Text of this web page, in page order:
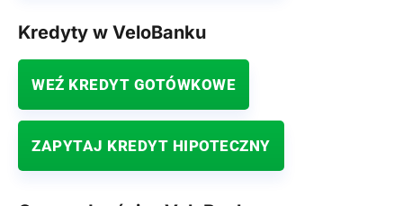
Kredyty w VeloBanku
WEŹ KREDYT GOTÓWKOWE
ZAPYTAJ KREDYT HIPOTECZNY